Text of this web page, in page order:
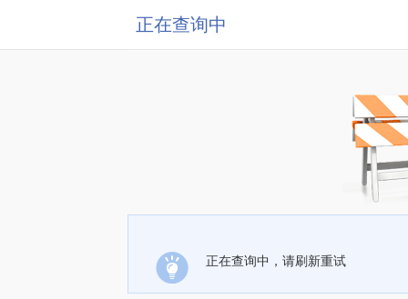
正在查询中
正在查询中，请刷新重试